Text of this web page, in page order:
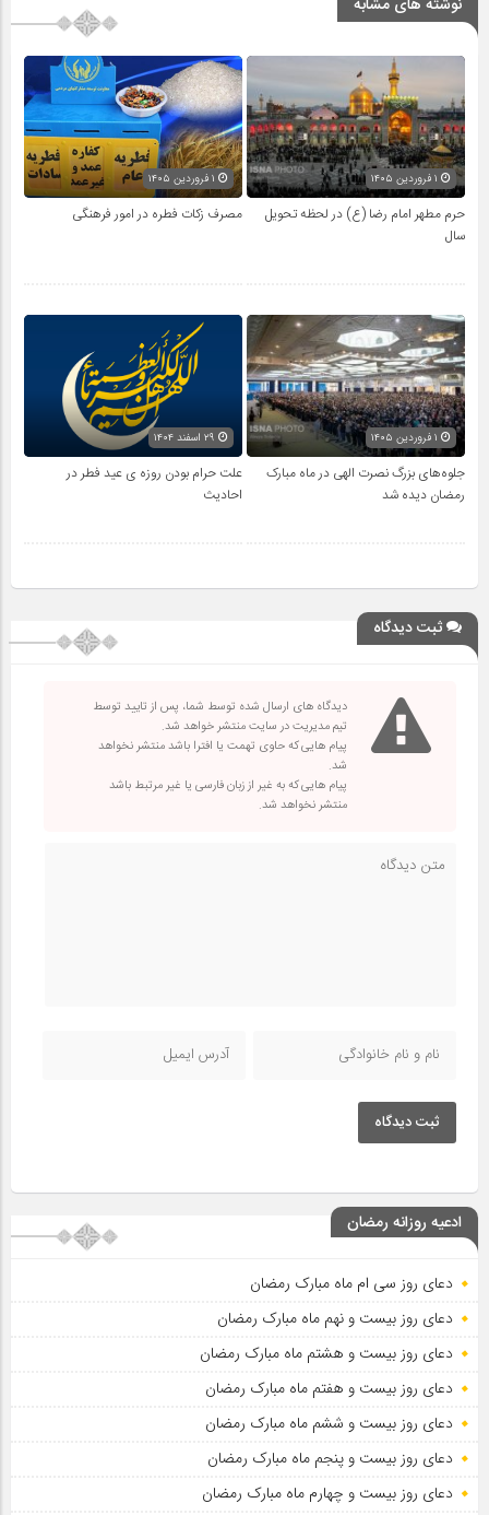
نوشته های مشابه
حرم مطهر امام رضا (ع) در لحظه تحویل
سال
مصرف زکات فطره در امور فرهنگی
جلوه‌های بزرگ نصرت الهی در ماه مبارک
رمضان دیده شد
علت حرام بودن روزه ی عید فطر در
احادیث
ثبت دیدگاه
دیدگاه های ارسال شده توسط شما، پس از تایید توسط
تیم مدیریت در سایت منتشر خواهد شد.
پیام هایی که حاوی تهمت یا افترا باشد منتشر نخواهد
شد.
پیام هایی که به غیر از زبان فارسی یا غیر مرتبط باشد
منتشر نخواهد شد.
ثبت دیدگاه
ادعیه روزانه رمضان
دعای روز سی ام ماه مبارک رمضان
دعای روز بیست و نهم ماه مبارک رمضان
دعای روز بیست و هشتم ماه مبارک رمضان
دعای روز بیست و هفتم ماه مبارک رمضان
دعای روز بیست و ششم ماه مبارک رمضان
دعای روز بیست و پنجم ماه مبارک رمضان
دعای روز بیست و چهارم ماه مبارک رمضان